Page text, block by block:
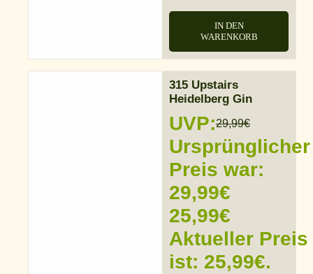
IN DEN
WARENKORB
315 Upstairs
Heidelberg Gin
UVP:29,99€
Ursprünglicher
Preis war:
29,99€
25,99€
Aktueller Preis
ist: 25,99€.